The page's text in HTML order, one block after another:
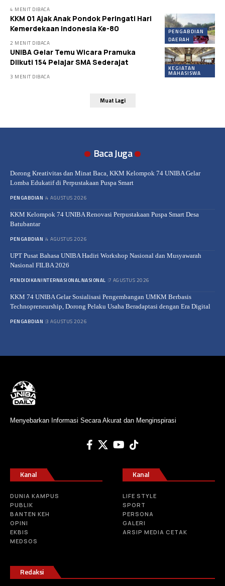
4 MENIT DIBACA
PENGABDIAN
DAERAH
KKM 01 Ajak Anak Pondok Peringati Hari
Kemerdekaan Indonesia Ke-80
2 MENIT DIBACA
KEGIATAN
MAHASISWA
UNIBA Gelar Temu Wicara Pramuka
Diikuti 154 Pelajar SMA Sederajat
3 MENIT DIBACA
Muat Lagi
Baca Juga
Dorong Kreativitas dan Minat Baca, KKM Kelompok 74 UNIBA Gelar
Lomba Edukatif di Perpustakaan Puspa Smart
PENGABDIAN 4 AGUSTUS 2026
KKM Kelompok 74 UNIBA Renovasi Perpustakaan Puspa Smart Desa
Batubantar
PENGABDIAN 4 AGUSTUS 2026
UPT Pusat Bahasa UNIBA Hadiri Workshop Nasional dan Musyawarah
Nasional FILBA 2026
PENDIDIKANINTERNASIONALNASIONAL 7 AGUSTUS 2026
KKM 74 UNIBA Gelar Sosialisasi Pengembangan UMKM Berbasis
Technopreneurship, Dorong Pelaku Usaha Beradaptasi dengan Era Digital
PENGABDIAN 3 AGUSTUS 2026
Menyebarkan Informasi Secara Akurat dan Menginspirasi
Kanal
DUNIA KAMPUS
PUBLIK
BANTEN KEH
OPINI
EKBIS
MEDSOS
Kanal
LIFE STYLE
SPORT
PERSONA
GALERI
ARSIP MEDIA CETAK
Redaksi